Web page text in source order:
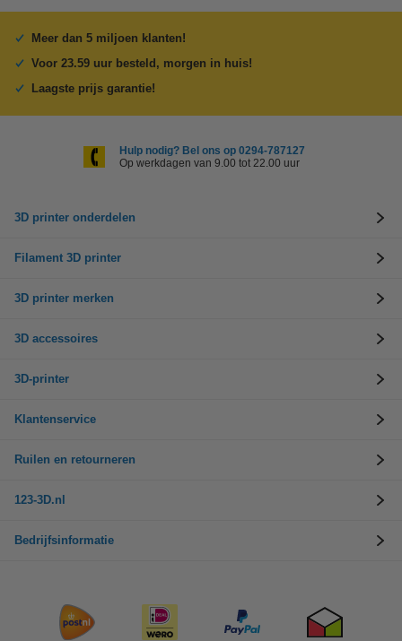
Meer dan 5 miljoen klanten!
Voor 23.59 uur besteld, morgen in huis!
Laagste prijs garantie!
Hulp nodig? Bel ons op 0294-787127
Op werkdagen van 9.00 tot 22.00 uur
3D printer onderdelen
Filament 3D printer
3D printer merken
3D accessoires
3D-printer
Klantenservice
Ruilen en retourneren
123-3D.nl
Bedrijfsinformatie